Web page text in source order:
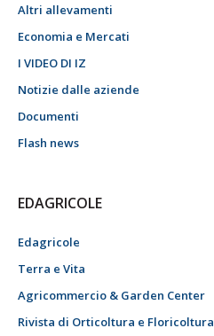
Altri allevamenti
Economia e Mercati
I VIDEO DI IZ
Notizie dalle aziende
Documenti
Flash news
EDAGRICOLE
Edagricole
Terra e Vita
Agricommercio & Garden Center
Rivista di Orticoltura e Floricoltura